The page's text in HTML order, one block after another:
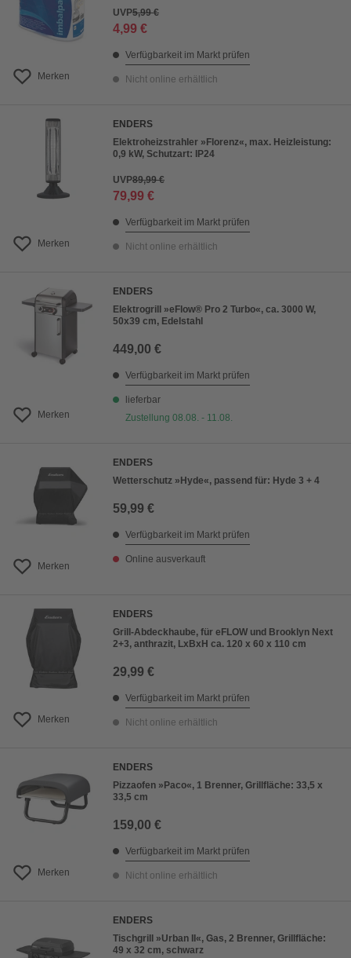
Merken
UVP5,99 €
4,99 €
Verfügbarkeit im Markt prüfen
Nicht online erhältlich
Merken
ENDERS
Elektroheizstrahler »Florenz«, max. Heizleistung:
0,9 kW, Schutzart: IP24
UVP89,99 €
79,99 €
Verfügbarkeit im Markt prüfen
Nicht online erhältlich
Merken
ENDERS
Elektrogrill »eFlow® Pro 2 Turbo«, ca. 3000 W,
50x39 cm, Edelstahl
449,00 €
Verfügbarkeit im Markt prüfen
lieferbar
Zustellung 08.08. - 11.08.
Merken
ENDERS
Wetterschutz »Hyde«, passend für: Hyde 3 + 4
59,99 €
Verfügbarkeit im Markt prüfen
Online ausverkauft
Merken
ENDERS
Grill-Abdeckhaube, für eFLOW und Brooklyn Next
2+3, anthrazit, LxBxH ca. 120 x 60 x 110 cm
29,99 €
Verfügbarkeit im Markt prüfen
Nicht online erhältlich
Merken
ENDERS
Pizzaofen »Paco«, 1 Brenner, Grillfläche: 33,5 x
33,5 cm
159,00 €
Verfügbarkeit im Markt prüfen
Nicht online erhältlich
ENDERS
Tischgrill »Urban II«, Gas, 2 Brenner, Grillfläche:
49 x 32 cm, schwarz